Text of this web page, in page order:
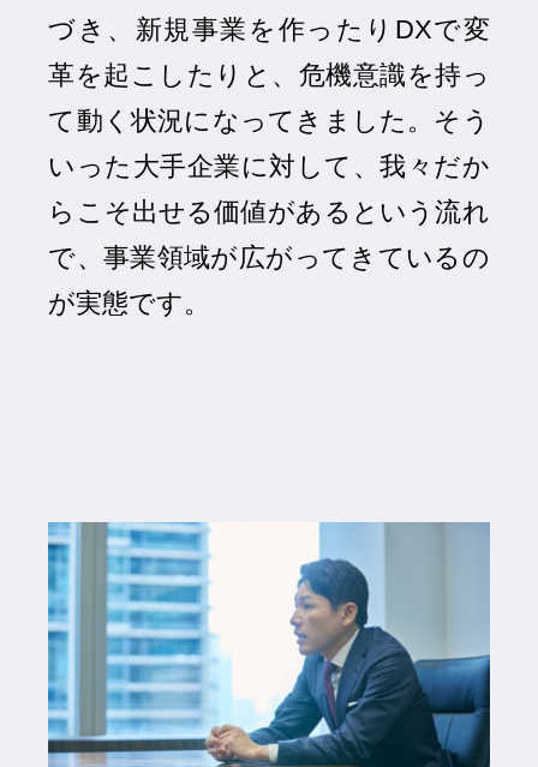
づき、新規事業を作ったりDXで変
革を起こしたりと、危機意識を持っ
て動く状況になってきました。そう
いった大手企業に対して、我々だか
らこそ出せる価値があるという流れ
で、事業領域が広がってきているの
が実態です。